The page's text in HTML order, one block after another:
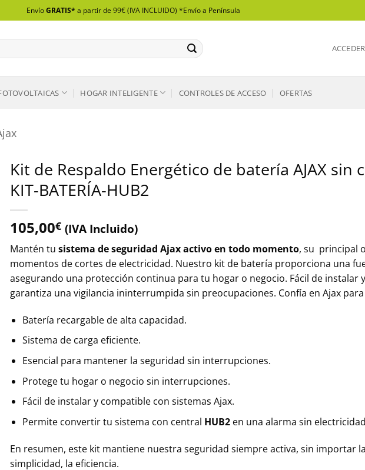
EnvíoGRATIS* a partir de 99€ (IVA INCLUIDO) *Envío a Península
HOGAR INTELIGENTE CONTROLES DE ACCESO OFERTAS
Kit de Respaldo Energético de batería AJAX sin
KIT-BATERÍA-HUB2
105,00€ (IVA Incluido)
Mantén tu sistema de seguridad Ajax activo en todo momento, su principal
momentos de cortes de electricidad. Nuestro kit de batería proporciona una
asegurando una protección continua para tu hogar o negocio. Fácil de instalar
garantiza una vigilancia ininterrumpida sin preocupaciones. Confía en Ajax
Batería recargable de alta capacidad.
Sistema de carga eficiente.
Esencial para mantener la seguridad sin interrupciones.
Protege tu hogar o negocio sin interrupciones.
Fácil de instalar y compatible con sistemas Ajax.
Permite convertir tu sistema con central HUB2en una alarma sin
En resumen, este kit mantiene nuestra seguridad siempre activa, sin importar
simplicidad, la eficiencia.